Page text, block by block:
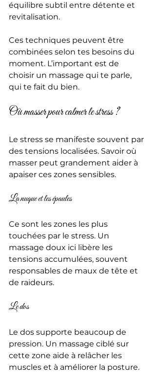
équilibre subtil entre détente et
revitalisation.
Ces techniques peuvent être
combinées selon tes besoins du
moment. L’important est de
choisir un massage qui te parle,
qui te fait du bien.
Où masser pour calmer le stress ?
Le stress se manifeste souvent par
des tensions localisées. Savoir où
masser peut grandement aider à
apaiser ces zones sensibles.
La nuque et les épaules
Ce sont les zones les plus
touchées par le stress. Un
massage doux ici libère les
tensions accumulées, souvent
responsables de maux de tête et
de raideurs.
Le dos
Le dos supporte beaucoup de
pression. Un massage ciblé sur
cette zone aide à relâcher les
muscles et à améliorer la posture.